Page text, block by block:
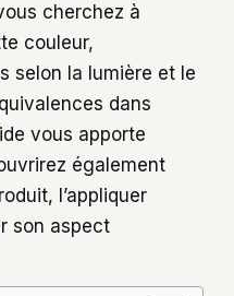
cherchez à
couleur,
selon la lumière et le
dans
vous apporte
également
l’appliquer
son aspect